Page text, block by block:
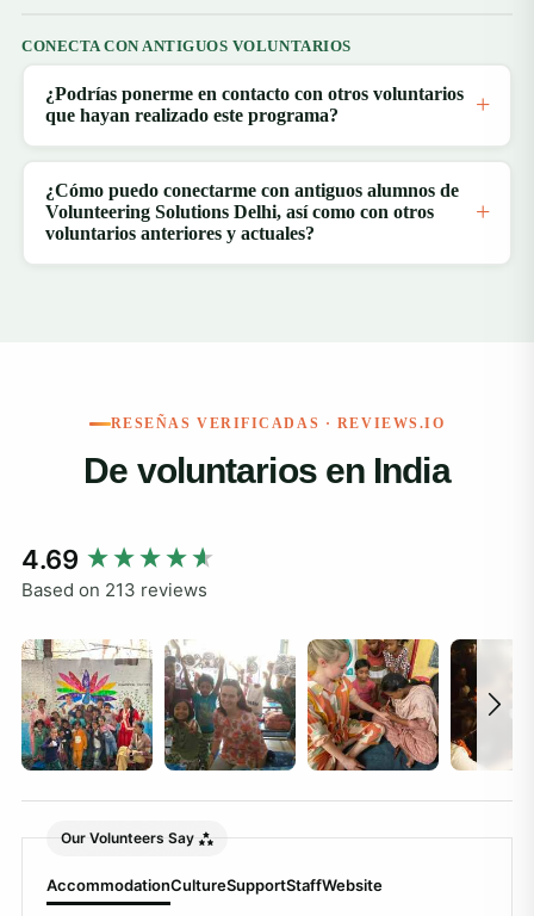
CONECTA CON ANTIGUOS VOLUNTARIOS
¿Podrías ponerme en contacto con otros voluntarios
que hayan realizado este programa?
¿Cómo puedo conectarme con antiguos alumnos de
Volunteering Solutions Delhi, así como con otros
voluntarios anteriores y actuales?
RESEÑAS VERIFICADAS · REVIEWS.IO
De voluntarios en India
4.69
Based on 213 reviews
Our Volunteers Say
AccommodationCultureSupportStaffWebsite
New content loaded